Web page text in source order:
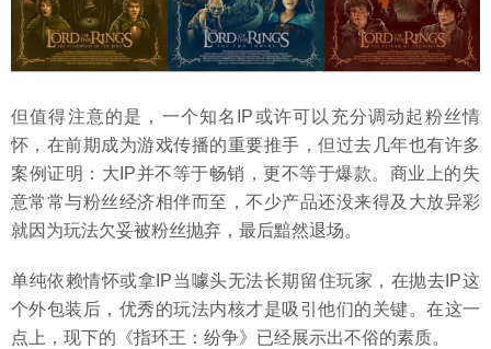
但值得注意的是，一个知名IP或许可以充分调动起粉丝情
怀，在前期成为游戏传播的重要推手，但过去几年也有许多
案例证明：大IP并不等于畅销，更不等于爆款。商业上的失
意常常与粉丝经济相伴而至，不少产品还没来得及大放异彩
就因为玩法欠妥被粉丝抛弃，最后黯然退场。
单纯依赖情怀或拿IP当噱头无法长期留住玩家，在抛去IP这
个外包装后，优秀的玩法内核才是吸引他们的关键。在这一
点上，现下的《指环王：纷争》已经展示出不俗的素质。